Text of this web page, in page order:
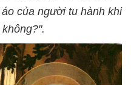
của người tu hành khi